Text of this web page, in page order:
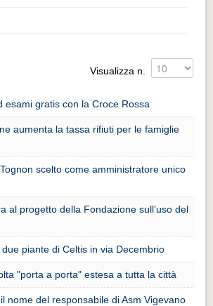
4.0
Visualizza n.
esami gratis con la Croce Rossa
aumenta la tassa rifiuti per le famiglie
scelto come amministratore unico
al progetto della Fondazione sull’uso del
piante di Celtis in via Decembrio
"porta a porta" estesa a tutta la città
nome del responsabile di Asm Vigevano